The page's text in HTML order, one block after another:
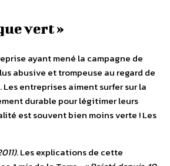
vert »
ayant mené la campagne de
abusive et trompeuse au regard de
entreprises aiment surfer sur la
durable pour légitimer leurs
est souvent bien moins verte ! Les
. Les explications de cette